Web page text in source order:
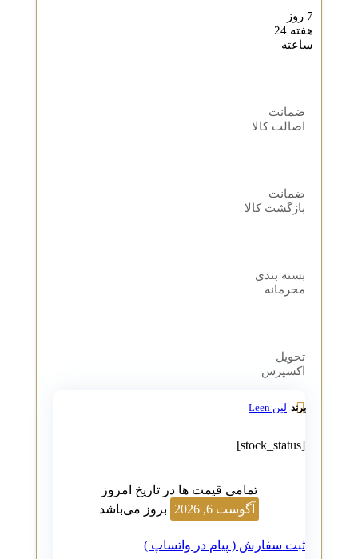
هفته 24
ساعته
ضمانت
اصالت کالا
ضمانت
بازگشت کالا
بسته بندی
محرمانه
تحویل
اکسپرس
لین Leen
تمامی قیمت ها در تاریخ امروز
آگوست 6, 2026
بروز می‌باشد
ثبت سفارش ( پیام در واتساپ )